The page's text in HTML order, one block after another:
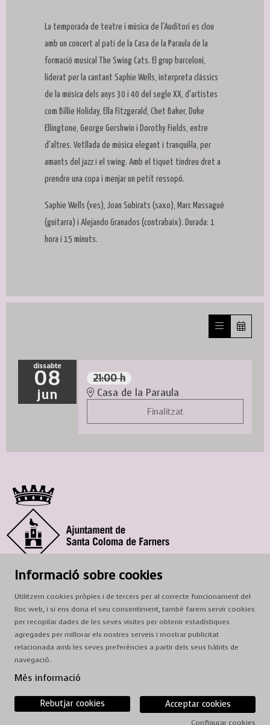
La temporada de teatre i música de l'Auditori es clou
amb un concert al pati de la Casa de la Paraula de la
formació musical The Swing Cats. El grup barceloní,
liderat per la cantant Saphie Wells, interpreta clàssics
de la música dels anys 30 i 40 del segle XX, d'artistes
com Billie Holiday, Ella Fitzgerald, Chet Baker, Duke
Ellingtone, George Gershwin i Dorothy Fields, entre
d'altres. Vetllada de música elegant i tranquil·la, per
amants del jazz i el swing. Amb el tiquet tindreu dret a
prendre una copa i menjar un petit ressopó.
Saphie Wells (ves), Joan Subirats (saxo), Marc Massagué
(guitarra) i Alejando Granados (contrabaix). Durada: 1
hora i 15 minuts.
dissabte
08
jun
21:00 h
Casa de la Paraula
Finalitzat
© Ajuntament de Santa Coloma de Farners
: de dilluns a dissabte, de 9 a 13 h.
Adreça: c. del Prat, 16, 17430 Santa Coloma de Farners
A/e:cultura@scf.cat
Sitemap
Informació sobre cookies
Utilitzem cookies pròpies i de tercers per al correcte funcionament del
lloc web, i si ens dona el seu consentiment, també farem servir cookies
per recopilar dades de les seves visites per obtenir estadístiques
agregades per millorar els nostres serveis i mostrar publicitat
relacionada amb les seves preferències a partir dels seus hàbits de
navegació.
Més informació
Acceptar cookies
Rebutjar cookies
Configurar cookies